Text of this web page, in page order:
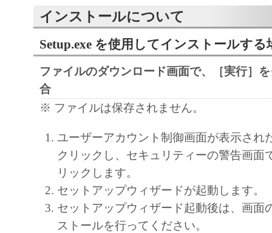
You shall not use the SOFTWARE except as
permitted herein, and shall not assign,
loan, convey or transfer to any third party the
shall not alter, translate or convert to another
language, modify, disassemble, decompile or
engineer the SOFTWARE and you shall not
to do so.
3. COPYRIGHT NOTICE
You shall not modify, remove or delete any
Canon or its licensors contained in the
any copy thereof.
4. OWNERSHIP
Canon and its licensors retain in all respects the
インストールについて
Setup.exe を使用してインストールする
ファイルのダウンロード画面で、［実行］
合
※ ファイルは保存されません。
ユーザーアカウント制御画面が表示され
クリックし、セキュリティーの警告画面
リックします。
セットアップウィザードが起動します。
セットアップウィザード起動後は、画面
ストールを行ってください。